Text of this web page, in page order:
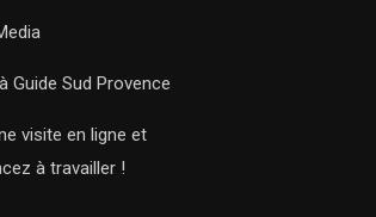
Guide Sud Provence
visite en ligne et
à travailler !